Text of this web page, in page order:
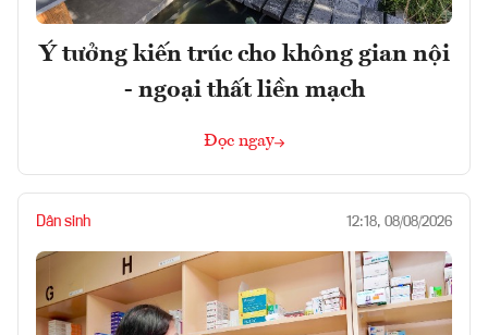
Ý tưởng kiến trúc cho không gian nội
- ngoại thất liền mạch
Đọc ngay
Dân sinh 12:18, 08/08/2026